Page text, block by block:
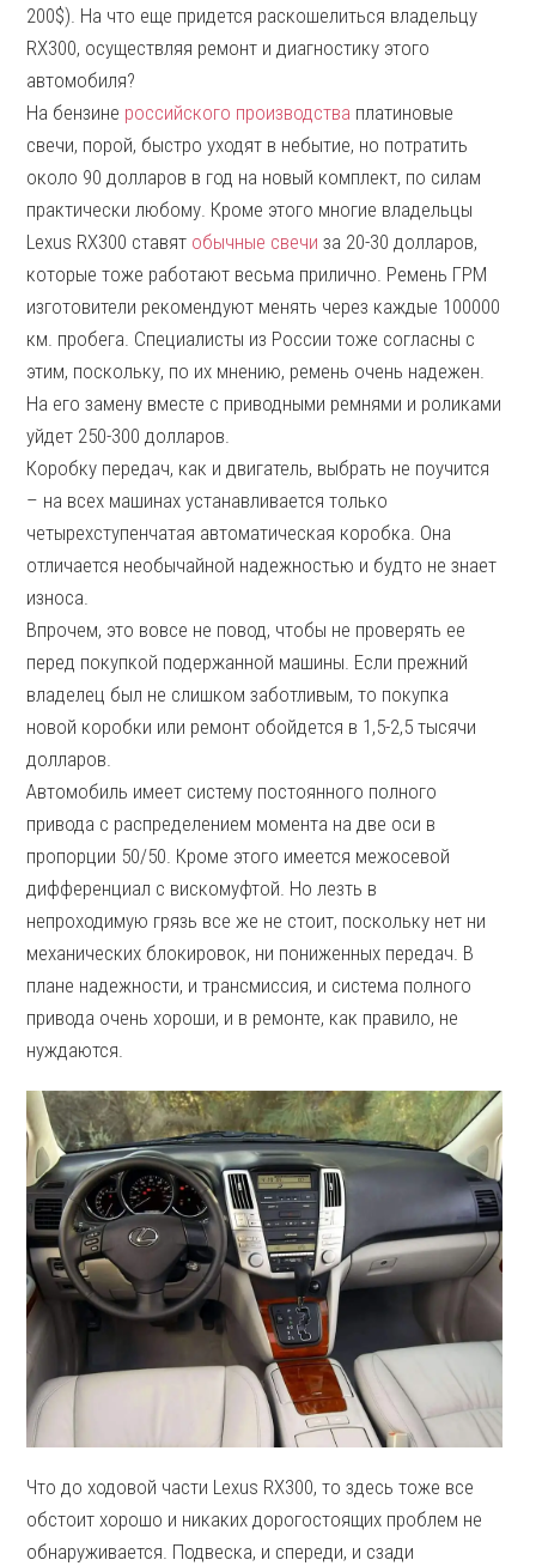
200$). На что еще придется раскошелиться владельцу
RX300, осуществляя ремонт и диагностику этого
автомобиля?
На бензине российского производства платиновые
свечи, порой, быстро уходят в небытие, но потратить
около 90 долларов в год на новый комплект, по силам
практически любому. Кроме этого многие владельцы
Lexus RX300 ставят обычные свечи за 20-30 долларов,
которые тоже работают весьма прилично. Ремень ГРМ
изготовители рекомендуют менять через каждые 100000
км. пробега. Специалисты из России тоже согласны с
этим, поскольку, по их мнению, ремень очень надежен.
На его замену вместе с приводными ремнями и роликами
уйдет 250-300 долларов.
Коробку передач, как и двигатель, выбрать не поучится
– на всех машинах устанавливается только
четырехступенчатая автоматическая коробка. Она
отличается необычайной надежностью и будто не знает
износа.
Впрочем, это вовсе не повод, чтобы не проверять ее
перед покупкой подержанной машины. Если прежний
владелец был не слишком заботливым, то покупка
новой коробки или ремонт обойдется в 1,5-2,5 тысячи
долларов.
Автомобиль имеет систему постоянного полного
привода с распределением момента на две оси в
пропорции 50/50. Кроме этого имеется межосевой
дифференциал с вискомуфтой. Но лезть в
непроходимую грязь все же не стоит, поскольку нет ни
механических блокировок, ни пониженных передач. В
плане надежности, и трансмиссия, и система полного
привода очень хороши, и в ремонте, как правило, не
нуждаются.
Что до ходовой части Lexus RX300, то здесь тоже все
обстоит хорошо и никаких дорогостоящих проблем не
обнаруживается. Подвеска, и спереди, и сзади